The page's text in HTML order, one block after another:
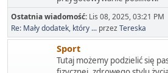
Ostatnia wiadomość: Lis 08, 2025, 03:21 PM
Re: Mały dodatek, który ... przezTereska
Sport
Tutaj możemy podzielić się